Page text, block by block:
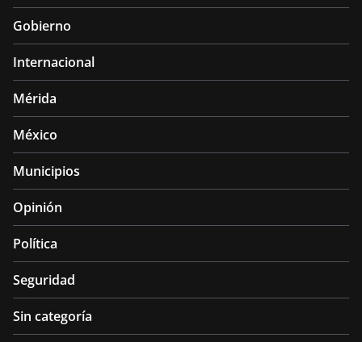
Gobierno
Internacional
Mérida
México
Municipios
Opinión
Política
Seguridad
Sin categoría